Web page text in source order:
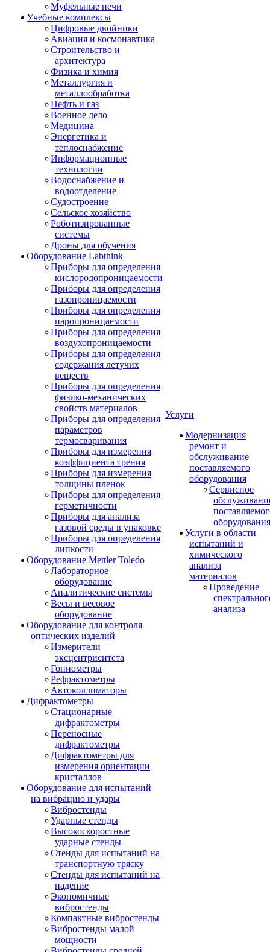
Муфельные печи
Учебные комплексы
Цифровые двойники
Авиация и космонавтика
Строительство и
архитектура
Физика и химия
Металлургия и
металлообработка
Нефть и газ
Военное дело
Медицина
Энергетика и
теплоснабжение
Информационные
технологии
Водоснабжение и
водоотделение
Судостроение
Сельское хозяйство
Роботизированные
системы
Дроны для обучения
Оборудование Labthink
Приборы для определения
кислородопроницаемости
Приборы для определения
газопроницаемости
Приборы для определения
паропроницаемости
Приборы для определения
воздухопроницаемости
Приборы для определения
содержания летучих
веществ
Приборы для определения
физико-механических
свойств материалов
Приборы для определения
параметров
термосваривания
Приборы для измерения
коэффициента трения
Приборы для измерения
толщины пленок
Приборы для определения
герметичности
Приборы для анализа
газовой среды в упаковке
Приборы для определения
липкости
Оборудование Mettler Toledo
Лабораторное
оборудование
Аналитические системы
Весы и весовое
оборудование
Оборудование для контроля
оптических изделий
Измерители
эксцентриситета
Гониометры
Рефрактометры
Автоколлиматоры
Дифрактометры
Стационарные
дифрактометры
Переносные
дифрактометры
Дифрактометры для
измерения ориентации
кристаллов
Оборудование для испытаний
на вибрацию и удары
Вибростенды
Ударные стенды
Высокоскоростные
ударные стенды
Стенды для испытаний на
транспортную тряску
Стенды для испытаний на
падение
Экономичные
вибростенды
Компактные вибростенды
Вибростенды малой
мощности
Услуги
Модернизация
ремонт и
обслуживание
поставляемого
оборудования
Сервисное
оборудования
Услуги в области
испытаний и
химического
анализа
материалов
Проведение
анализа